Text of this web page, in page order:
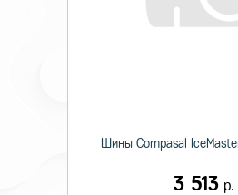
Шины Compasal
3 513р.